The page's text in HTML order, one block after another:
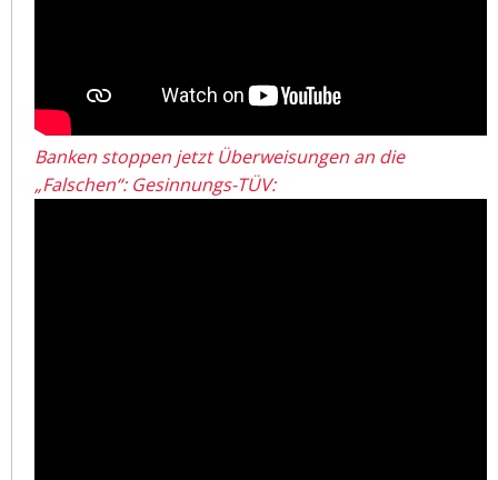
Banken stoppen jetzt Überweisungen an die
„Falschen“: Gesinnungs-TÜV: